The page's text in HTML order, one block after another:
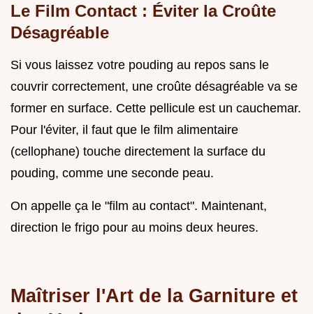
Le Film Contact : Éviter la Croûte
Désagréable
Si vous laissez votre pouding au repos sans le
couvrir correctement, une croûte désagréable va se
former en surface. Cette pellicule est un cauchemar.
Pour l'éviter, il faut que le film alimentaire
(cellophane) touche directement la surface du
pouding, comme une seconde peau.
On appelle ça le "film au contact". Maintenant,
direction le frigo pour au moins deux heures.
Maîtriser l'Art de la Garniture et